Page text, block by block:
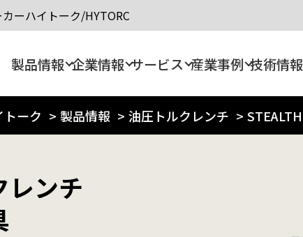
ーハイトーク/HYTORC
製品情報 企業情報 サービス 産業事例 技術情報
ーク > 製品情報 > 油圧トルクレンチ > STEALTH
レンチ